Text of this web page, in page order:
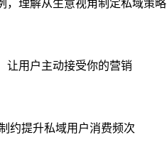
，理解从生意视角制定私域策略
让用户主动接受你的营销
约提升私域用户消费频次